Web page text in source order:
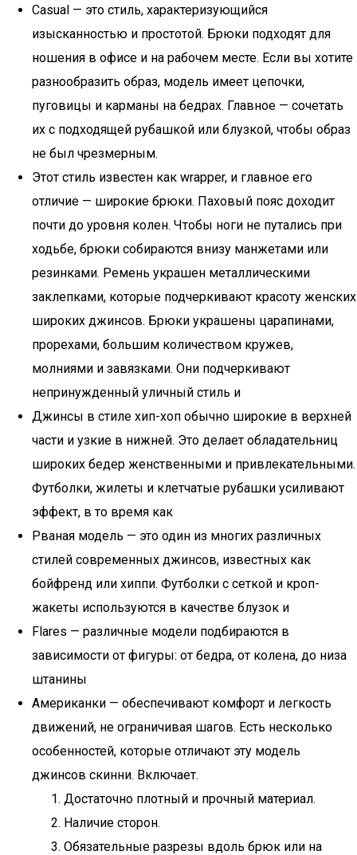
Casual — это стиль, характеризующийся
изысканностью и простотой. Брюки подходят для
ношения в офисе и на рабочем месте. Если вы хотите
разнообразить образ, модель имеет цепочки,
пуговицы и карманы на бедрах. Главное — сочетать
их с подходящей рубашкой или блузкой, чтобы образ
не был чрезмерным.
Этот стиль известен как wrapper, и главное его
отличие — широкие брюки. Паховый пояс доходит
почти до уровня колен. Чтобы ноги не путались при
ходьбе, брюки собираются внизу манжетами или
резинками. Ремень украшен металлическими
заклепками, которые подчеркивают красоту женских
широких джинсов. Брюки украшены царапинами,
прорехами, большим количеством кружев,
молниями и завязками. Они подчеркивают
непринужденный уличный стиль и
Джинсы в стиле хип-хоп обычно широкие в верхней
части и узкие в нижней. Это делает обладательниц
широких бедер женственными и привлекательными.
Футболки, жилеты и клетчатые рубашки усиливают
эффект, в то время как
Рваная модель — это один из многих различных
стилей современных джинсов, известных как
бойфренд или хиппи. Футболки с сеткой и кроп-
жакеты используются в качестве блузок и
Flares — различные модели подбираются в
зависимости от фигуры: от бедра, от колена, до низа
штанины
Американки — обеспечивают комфорт и легкость
движений, не ограничивая шагов. Есть несколько
особенностей, которые отличают эту модель
джинсов скинни. Включает.
Достаточно плотный и прочный материал.
Наличие сторон.
Обязательные разрезы вдоль брюк или на